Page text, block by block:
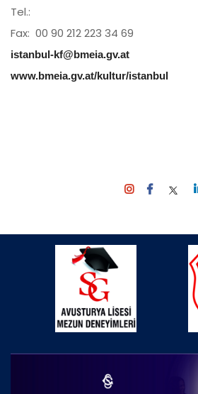
Tel.:
Fax: 00 90 212 223 34 69
istanbul-kf@bmeia.gv.at
www.bmeia.gv.at/kultur/istanbul